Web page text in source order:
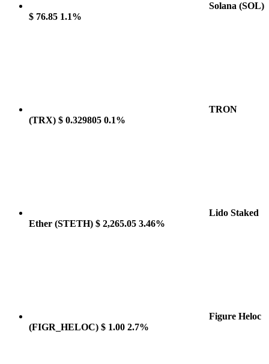
Solana (SOL)
$ 76.85 1.1%
TRON
(TRX) $ 0.329805 0.1%
Lido Staked
Ether (STETH) $ 2,265.05 3.46%
Figure Heloc
(FIGR_HELOC) $ 1.00 2.7%